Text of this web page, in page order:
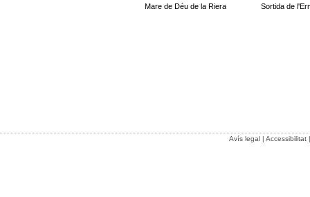
Mare de Déu de la Riera Sortida de
Avís legal| Accessibilitat